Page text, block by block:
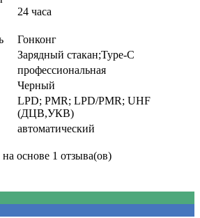
24 часа
Гонконг
Зарядный стакан;Type-C
профессиональная
Черный
LPD; PMR; LPD/PMR; UHF
(ДЦВ,УКВ)
автоматический
основе 1 отзыва(ов)